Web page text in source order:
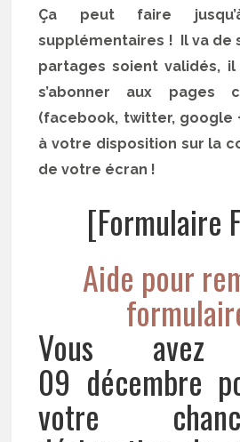
Ça peut faire
supplémentaires ! Il va de
partages soient validés,
s’abonner aux pages
(facebook, twitter, google
à votre disposition sur la
de votre écran !
[Formulaire
Aide pour
Vous avez
09 décembre
votre